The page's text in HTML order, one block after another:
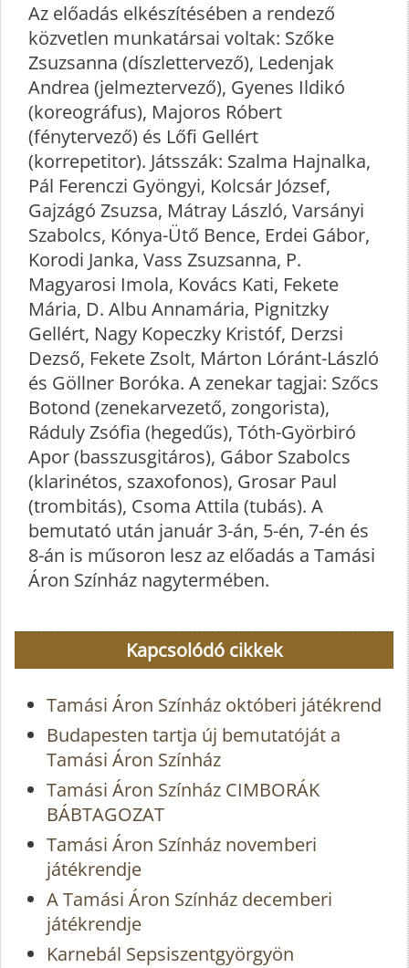
Az előadás elkészítésében a rendező
közvetlen munkatársai voltak: Szőke
Zsuzsanna (díszlettervező), Ledenjak
Andrea (jelmeztervező), Gyenes Ildikó
(koreográfus), Majoros Róbert
(fénytervező) és Lőfi Gellért
(korrepetitor). Játsszák: Szalma Hajnalka,
Pál Ferenczi Gyöngyi, Kolcsár József,
Gajzágó Zsuzsa, Mátray László, Varsányi
Szabolcs, Kónya-Ütő Bence, Erdei Gábor,
Korodi Janka, Vass Zsuzsanna, P.
Magyarosi Imola, Kovács Kati, Fekete
Mária, D. Albu Annamária, Pignitzky
Gellért, Nagy Kopeczky Kristóf, Derzsi
Dezső, Fekete Zsolt, Márton Lóránt-László
és Göllner Boróka. A zenekar tagjai: Szőcs
Botond (zenekarvezető, zongorista),
Ráduly Zsófia (hegedűs), Tóth-Györbiró
Apor (basszusgitáros), Gábor Szabolcs
(klarinétos, szaxofonos), Grosar Paul
(trombitás), Csoma Attila (tubás). A
bemutató után január 3-án, 5-én, 7-én és
8-án is műsoron lesz az előadás a Tamási
Áron Színház nagytermében.
Kapcsolódó cikkek
Tamási Áron Színház októberi játékrend
Budapesten tartja új bemutatóját a
Tamási Áron Színház
Tamási Áron Színház CIMBORÁK
BÁBTAGOZAT
Tamási Áron Színház novemberi
játékrendje
A Tamási Áron Színház decemberi
játékrendje
Karnebál Sepsiszentgyörgyön